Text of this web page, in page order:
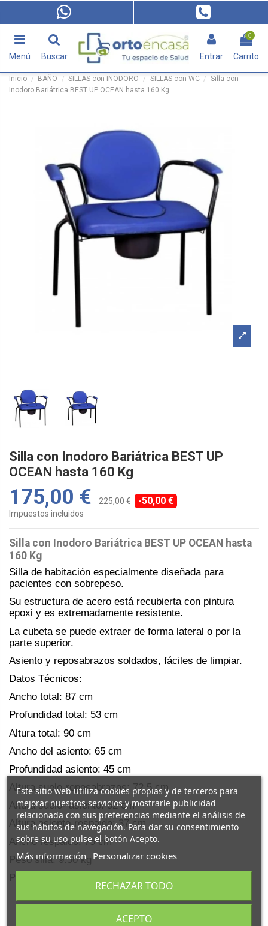
Menú Buscar Entrar
0
Carrito
Inicio BAÑO SILLAS con INODORO SILLAS con WC
Silla con
Inodoro Bariátrica BEST UP OCEAN hasta 160 Kg
Silla con Inodoro Bariátrica BEST UP
OCEAN hasta 160 Kg
175,00 € 225,00 € -50,00 €
Impuestos incluidos
Silla con Inodoro Bariátrica BEST UP OCEAN hasta
160 Kg
Silla de habitación especialmente diseñada para
pacientes con sobrepeso.
Su estructura de acero está recubierta con pintura
epoxi y es extremadamente resistente.
La cubeta se puede extraer de forma lateral o por la
parte superior.
Asiento y reposabrazos soldados, fáciles de limpiar.
Datos Técnicos:
Ancho total: 87 cm
Profundidad total: 53 cm
Altura total: 90 cm
Ancho del asiento: 65 cm
Profundidad asiento: 45 cm
Altura suelo-reposabrazos: 72.5 cm
Altura suelo- asiento: 52 cm
Altura asiento-respaldo: 37 cm
Ancho respaldo: 75 cm
Peso silla: 9.50 kg
Peso máximo soportado: 160 kg
Este sitio web utiliza cookies propias y de terceros para
mejorar nuestros servicios y mostrarle publicidad
relacionada con sus preferencias mediante el análisis de
sus hábitos de navegación. Para dar su consentimiento
sobre su uso pulse el botón Acepto.
Más información Personalizar cookies
RECHAZAR TODO
ACEPTO